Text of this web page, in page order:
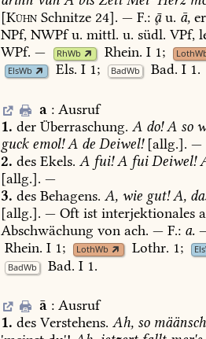
[Kühn Schnitze 24]. — F.: u. ā,
NPf, NWPfu. mittl. u. südl. VPf,
WPf. — RhWb Rhein. I 1;
ElsWb
Els. I 1; BadWb Bad. I1.
a :Ausruf
1. der Überraschung. A do!A so
guckemol!A de Deiwel![allg.]. —
2. des Ekels. A fui!A fuiDeiwel!
[allg.]. —
3. des Behagens. A, wie gut!A,
[allg.]. — Oft ist interjektionales a
Abschwächung von ach. — F.: a.
Rhein. I 1; LothWb Lothr. 1;
BadWb
Bad. I1.
ā :Ausruf
1. des Verstehens. Ah, so